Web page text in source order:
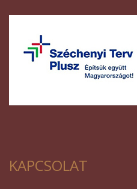
KAPCSOLAT